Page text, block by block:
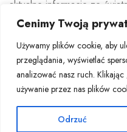
Cenimy Twoją
Używamy plików cookie, aby
przeglądania, wyświetlać
analizować nasz ruch.
używanie przez nas plików
Odrzuć
aktualne informacje ze
doświadczonych
codziennie analizuje
trendy gospodarcze oraz
światową ekonomię.
© Copyright 2026 - Echo Biznesu .